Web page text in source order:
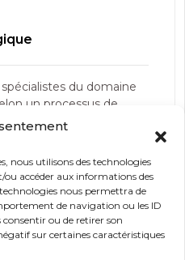
nous utilisons des technologies
ou accéder aux informations des
nous permettra de
de navigation ou les ID
consentir ou de retirer son
sur certaines caractéristiques
du domaine
un processus de
d’évaluer
technique, leur expérience
pédagogiques